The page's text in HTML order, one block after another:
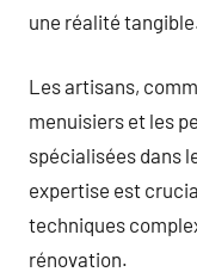
une réalité
Les artisans,
menuisiers et les
spécialisées dans
expertise est
techniques
rénovation.